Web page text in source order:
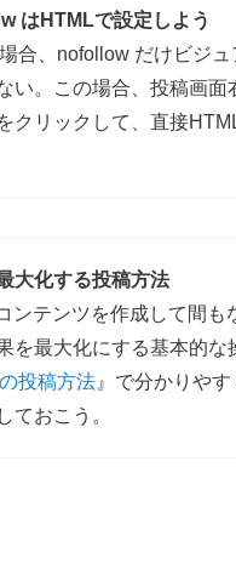
はHTMLで設定しよう
合、nofollow だけビジュ
い。この場合、投稿画面
クリックして、直接
大化する投稿方法
ンテンツを作成して間も
を最大化にする基本的な
投稿方法 』で分かりや
ておこう。